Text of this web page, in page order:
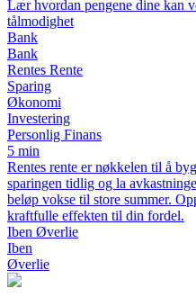
Lær hvordan pengene dine kan
tålmodighet
Bank
Bank
Rentes Rente
Sparing
Økonomi
Investering
Personlig Finans
5 min
Rentes rente er nøkkelen til å
sparingen tidlig og la
beløp vokse til store summer.
kraftfulle effekten til din fordel.
Iben Øverlie
Iben
Øverlie